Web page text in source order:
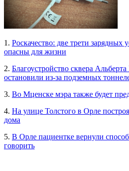
1. Роскачество: две трети зарядных
опасны для жизни
2. Благоустройство сквера
остановили из-за подземных
3. Во Мценске мэра также будет
4. На улице Толстого в Орле
дома
5. В Орле пациентке вернули
говорить